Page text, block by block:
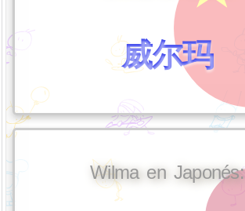
威尔玛
Wilma en Japonés: